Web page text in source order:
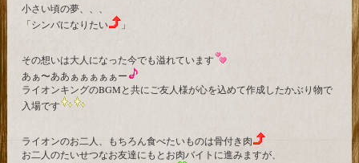
小さい頃の夢、、、
「シンバになりたい
」
その想いは大人になった今でも溢れています
あぁ〜ああぁぁぁぁぁー
ライオンキングのBGMと共にご友人様が心を込めて作成したかぶり物で
入場です
ライオンのお二人、もちろん食べたいものは骨付き肉
お二人のたいせつなお友達にもとお肉バイトに進みますが、